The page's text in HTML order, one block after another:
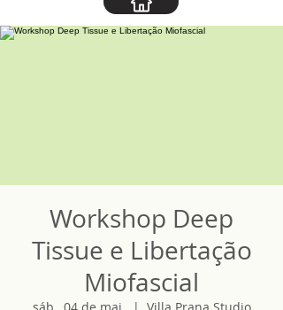
Workshop Deep
Tissue e Libertação
Miofascial